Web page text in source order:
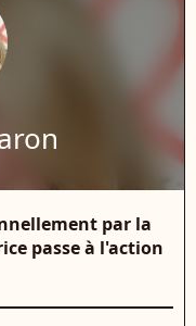
par la
passe à l'action